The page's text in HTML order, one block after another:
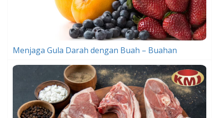
Menjaga Gula Darah dengan Buah – Buahan